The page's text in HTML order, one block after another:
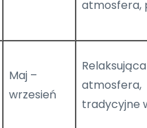
atmosfera,
Maj –
wrzesień
Relaksująca
atmosfera,
tradycyjne